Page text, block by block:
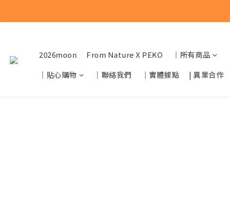
2026moon From Nature X PEKO ｜所有商品
｜貼心購物
｜聯絡我們 ｜實體據點 | 異業合作